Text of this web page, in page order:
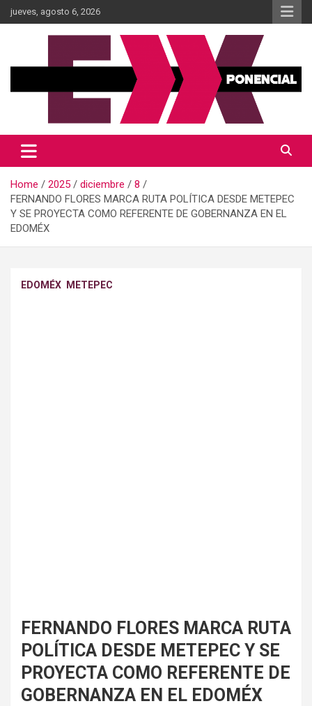
Skip
to
jueves, agosto 6, 2026
Diario Xponencial Mx
Home 2025 diciembre
8
FERNANDO FLORES MARCA RUTA POLÍTICA DESDE METEPEC
Y SE PROYECTA COMO REFERENTE DE GOBERNANZA EN EL
EDOMÉX
EDOMÉX METEPEC
FERNANDO FLORES MARCA RUTA
POLÍTICA DESDE METEPEC Y SE
PROYECTA COMO REFERENTE DE
GOBERNANZA EN EL EDOMÉX